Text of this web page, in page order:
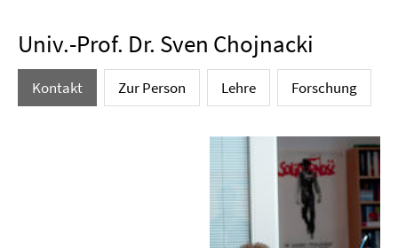
Univ.-Prof. Dr. Sven Chojnacki
Kontakt Zur Person Lehre Forschung